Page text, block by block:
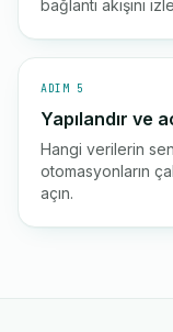
bağlantı akışını
ADIM 5
Yapılandır ve
Hangi verilerin
otomasyonların
açın.